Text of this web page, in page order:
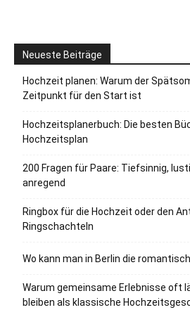
Neueste Beiträge
Hochzeit planen: Warum der
Zeitpunkt für den Start ist
Hochzeitsplanerbuch: Die besten
Hochzeitsplan
200 Fragen für Paare: Tiefsinnig,
anregend
Ringbox für die Hochzeit oder den
Ringschachteln
Wo kann man in Berlin die
Warum gemeinsame Erlebnisse oft
bleiben als klassische